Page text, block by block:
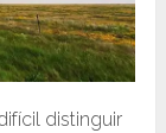
distinguir